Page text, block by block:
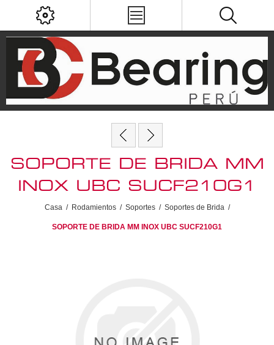
SOPORTE DE BRIDA MM
INOX UBC SUCF210G1
Casa / Rodamientos / Soportes / Soportes de Brida /
SOPORTE DE BRIDA MM INOX UBC SUCF210G1